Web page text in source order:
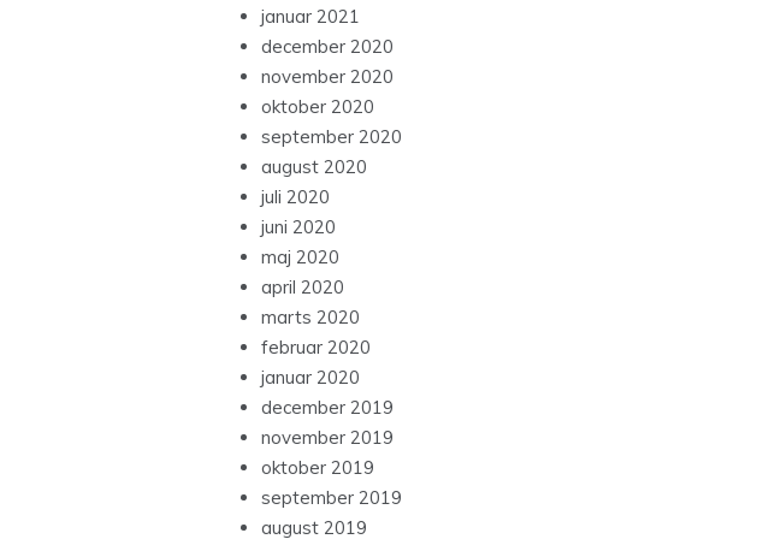
januar 2021
december 2020
november 2020
oktober 2020
september 2020
august 2020
juli 2020
juni 2020
maj 2020
april 2020
marts 2020
februar 2020
januar 2020
december 2019
november 2019
oktober 2019
september 2019
august 2019